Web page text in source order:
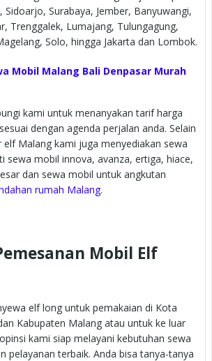
Sidoarjo, Surabaya, Jember, Banyuwangi,
Trenggalek, Lumajang, Tulungagung,
Solo, hingga Jakarta dan Lombok.
Mobil Malang Bali Denpasar Murah
kami untuk menanyakan tarif harga
dengan agenda perjalan anda. Selain
Malang kami juga menyediakan sewa
sewa mobil innova, avanza, ertiga, hiace,
dan sewa mobil untuk angkutan
rumah Malang.
Mobil Elf
elf long untuk pemakaian di Kota
Kabupaten Malang atau untuk ke luar
kami siap melayani kebutuhan sewa
pelayanan terbaik. Anda bisa tanya-tanya